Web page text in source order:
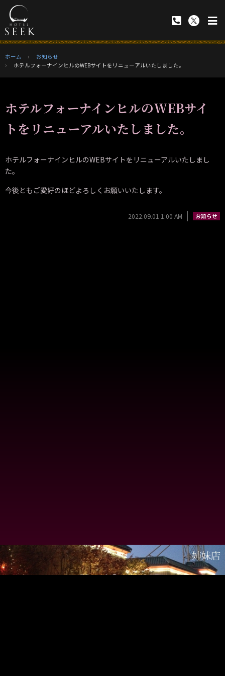
ホーム
お知らせ
ホテルフォーナインヒルのWEBサイトをリニューアルいたしました。
ホテルフォーナインヒルのWEBサイ
トをリニューアルいたしました。
ホテルフォーナインヒルのWEBサイトをリニューアルいたしまし
た。
今後ともご愛好のほどよろしくお願いいたします。
2022.09.01 1:00 AM お知らせ